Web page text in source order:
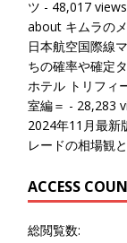
ちの確率や確定
ホテル トリフィ
室編＝- 28,283
2024年11月最新
レードの相場観
ACCESS
今日の閲覧数:
今日の訪問者数: